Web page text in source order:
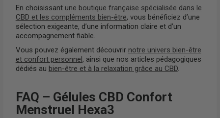
En choisissant une boutique française spécialisée dans le
CBD et les compléments bien-être, vous bénéficiez d’une
sélection exigeante, d’une information claire et d’un
accompagnement fiable.
Vous pouvez également découvrir notre univers bien-être
et confort personnel, ainsi que nos articles pédagogiques
dédiés au bien-être et à la relaxation grâce au CBD.
FAQ – Gélules CBD Confort
Menstruel Hexa3